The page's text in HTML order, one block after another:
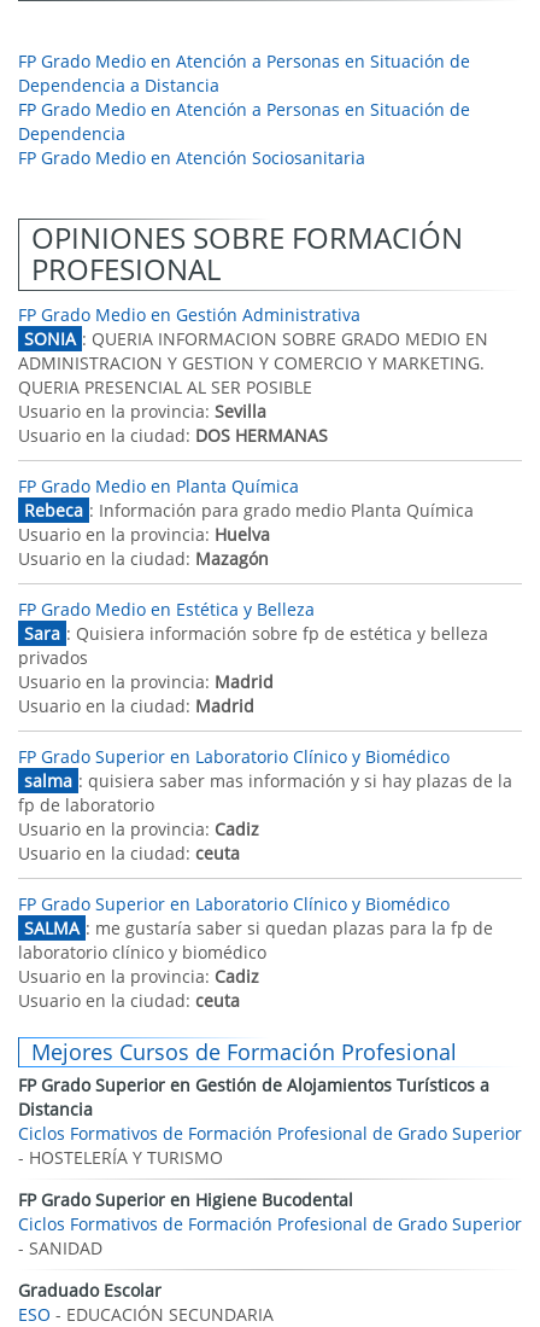
FP Grado Medio en Atención a Personas en Situación de
Dependencia a Distancia
FP Grado Medio en Atención a Personas en Situación de
Dependencia
FP Grado Medio en Atención Sociosanitaria
OPINIONES SOBRE FORMACIÓN
PROFESIONAL
FP Grado Medio en Gestión Administrativa
SONIA : QUERIA INFORMACION SOBRE GRADO MEDIO EN
ADMINISTRACION Y GESTION Y COMERCIO Y MARKETING.
QUERIA PRESENCIAL AL SER POSIBLE
Usuario en la provincia: Sevilla
Usuario en la ciudad: DOS HERMANAS
FP Grado Medio en Planta Química
Rebeca : Información para grado medio Planta Química
Usuario en la provincia: Huelva
Usuario en la ciudad: Mazagón
FP Grado Medio en Estética y Belleza
Sara : Quisiera información sobre fp de estética y belleza
privados
Usuario en la provincia: Madrid
Usuario en la ciudad: Madrid
FP Grado Superior en Laboratorio Clínico y Biomédico
salma : quisiera saber mas información y si hay plazas de la
fp de laboratorio
Usuario en la provincia: Cadiz
Usuario en la ciudad: ceuta
FP Grado Superior en Laboratorio Clínico y Biomédico
SALMA : me gustaría saber si quedan plazas para la fp de
laboratorio clínico y biomédico
Usuario en la provincia: Cadiz
Usuario en la ciudad: ceuta
Mejores Cursos de Formación Profesional
FP Grado Superior en Gestión de Alojamientos Turísticos a
Distancia
Ciclos Formativos de Formación Profesional de Grado Superior
- HOSTELERÍA Y TURISMO
FP Grado Superior en Higiene Bucodental
Ciclos Formativos de Formación Profesional de Grado Superior
- SANIDAD
Graduado Escolar
ESO - EDUCACIÓN SECUNDARIA